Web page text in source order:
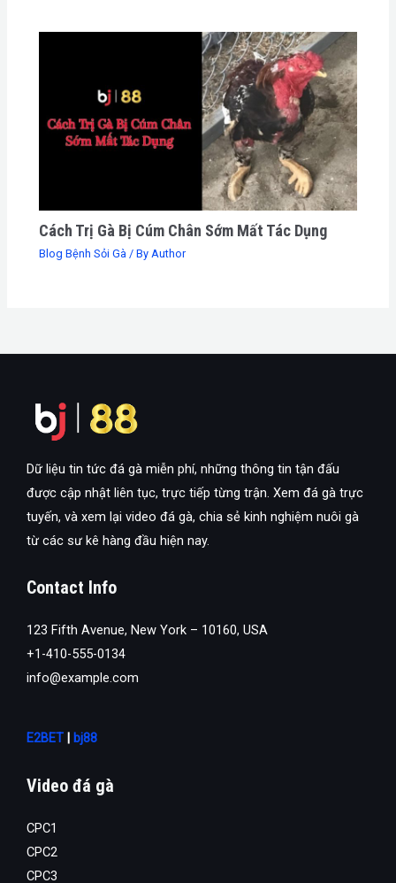
Cách Trị Gà Bị Cúm Chân Sớm Mất Tác Dụng
Blog Bệnh Sỏi Gà / By Author
Dữ liệu tin tức đá gà miễn phí, những thông tin tận đấu
được cập nhật liên tục, trực tiếp từng trận. Xem đá gà trực
tuyến, và xem lại video đá gà, chia sẻ kinh nghiệm nuôi gà
từ các sư kê hàng đầu hiện nay.
Contact Info
123 Fifth Avenue, New York – 10160, USA
+1-410-555-0134
info@example.com
E2BET | bj88
Video đá gà
CPC1
CPC2
CPC3